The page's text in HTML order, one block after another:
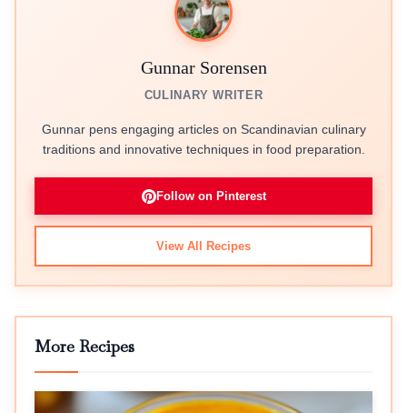
Gunnar Sorensen
CULINARY WRITER
Gunnar pens engaging articles on Scandinavian culinary
traditions and innovative techniques in food preparation.
Follow on Pinterest
View All Recipes
More Recipes